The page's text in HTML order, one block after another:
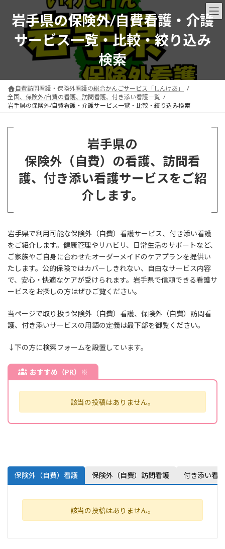
岩手県の保険外/自費看護・介護
サービス一覧・比較・絞り込み
検索
自費訪問看護・保険外看護の総合かんごサービス「しんけあ」
全国、保険外/自費の看護、訪問看護、付き添い看護一覧
岩手県の保険外/自費看護・介護サービス一覧・比較・絞り込み検索
岩手県の
保険外（自費）の看護、訪問看
護、付き添い看護サービスをご紹
介します。
岩手県で利用可能な保険外（自費）看護サービス、付き添い看護
をご紹介します。健康管理やリハビリ、日常生活のサポートなど、
ご家族やご自身に合わせたオーダーメイドのケアプランを提供い
たします。公的保険ではカバーしきれない、自由なサービス内容
で、安心・快適なケアが受けられます。岩手県で信頼できる看護サ
ービスをお探しの方はぜひご覧ください。
当ページで取り扱う保険外（自費）看護、保険外（自費）訪問看
護、付き添いサービスの用語の定義は最下部を御覧ください。
↓下の方に検索フォームを設置しています。
おすすめ（PR）※
該当の投稿はありません。
保険外（自費）看護 保険外（自費）訪問看護 付き添い看護
該当の投稿はありません。